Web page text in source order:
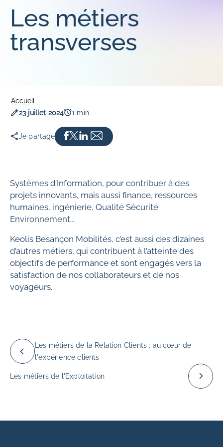
Innovation
NOS PARTENAIRES
Vie de la cité
Nos engagements pour nos collaborateurs
Parcours d'intégration
Opportunités d'évolution de carrière
Les métiers
transverses
Accueil
Date de publication
23 juillet 2024
Temps de lecture 1 min
Je partage
Systèmes d’Information, pour contribuer à des
projets innovants, mais aussi finance, ressources
humaines, ingénierie, Qualité Sécurité
Environnement…
Keolis Besançon Mobilités, c’est aussi des dizaines
d’autres métiers, qui contribuent à l’atteinte des
objectifs de performance et sont engagés vers la
satisfaction de nos collaborateurs et de nos
voyageurs.
Les métiers de la Relation Clients : au cœur de
l'expérience clients
Les métiers de l'Exploitation